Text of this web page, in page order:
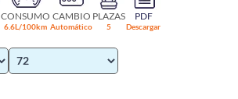
CONSUMO
6.6L/100km
CAMBIO
Automático
PLAZAS
5
PDF
Descargar